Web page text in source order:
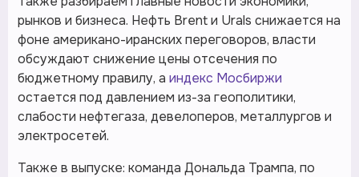
рынков и бизнеса. Нефть Brent и Urals снижается на
фоне американо-иранских переговоров, власти
обсуждают снижение цены отсечения по
бюджетному правилу, а индекс Мосбиржи
остается под давлением из-за геополитики,
слабости нефтегаза, девелоперов, металлургов и
электросетей.
Также в выпуске: команда Дональда Трампа, по